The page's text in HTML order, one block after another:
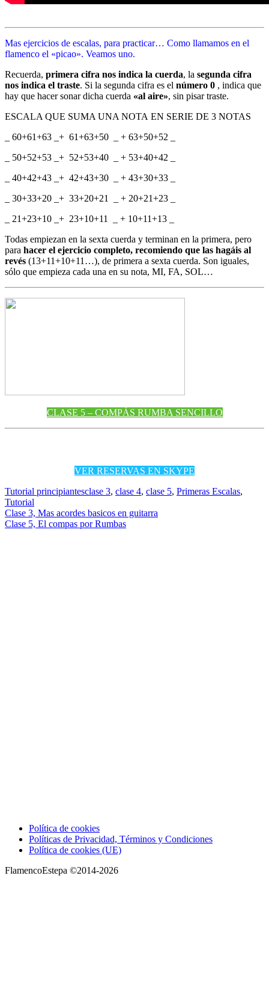
Mas ejercicios de escalas, para practicar… Como llamamos en el
flamenco el «picao». Veamos uno.
Recuerda, primera cifra nos indica la cuerda, la segunda cifra
nos indica el traste. Si la segunda cifra es el número 0 , indica que
hay que hacer sonar dicha cuerda «al aire», sin pisar traste.
ESCALA QUE SUMA UNA NOTA EN SERIE DE 3 NOTAS
_ 60+61+63 _+ 61+63+50 _ + 63+50+52 _
_ 50+52+53 _+ 52+53+40 _ + 53+40+42 _
_ 40+42+43 _+ 42+43+30 _ + 43+30+33 _
_ 30+33+20 _+ 33+20+21 _ + 20+21+23 _
_ 21+23+10 _+ 23+10+11 _ + 10+11+13 _
Todas empiezan en la sexta cuerda y terminan en la primera, pero
para hacer el ejercicio completo, recomiendo que las hagáis al
revés (13+11+10+11…), de primera a sexta cuerda. Son iguales,
sólo que empieza cada una en su nota, MI, FA, SOL…
CLASE 5 – COMPÁS RUMBA SENCILLO
VER RESERVAS EN SKYPE
Tutorial principiantesclase 3, clase 4, clase 5, Primeras Escalas,
Tutorial
Navegación
de
Clase 3, Mas acordes basicos en guitarra
Clase 5, El compas por Rumbas
Política de cookies
Políticas de Privacidad, Términos y Condiciones
Política de cookies (UE)
FlamencoEstepa ©2014-2026